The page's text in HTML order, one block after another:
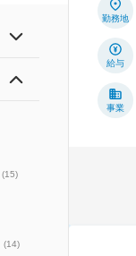
(15)
(14)
勤務地
給与
事業